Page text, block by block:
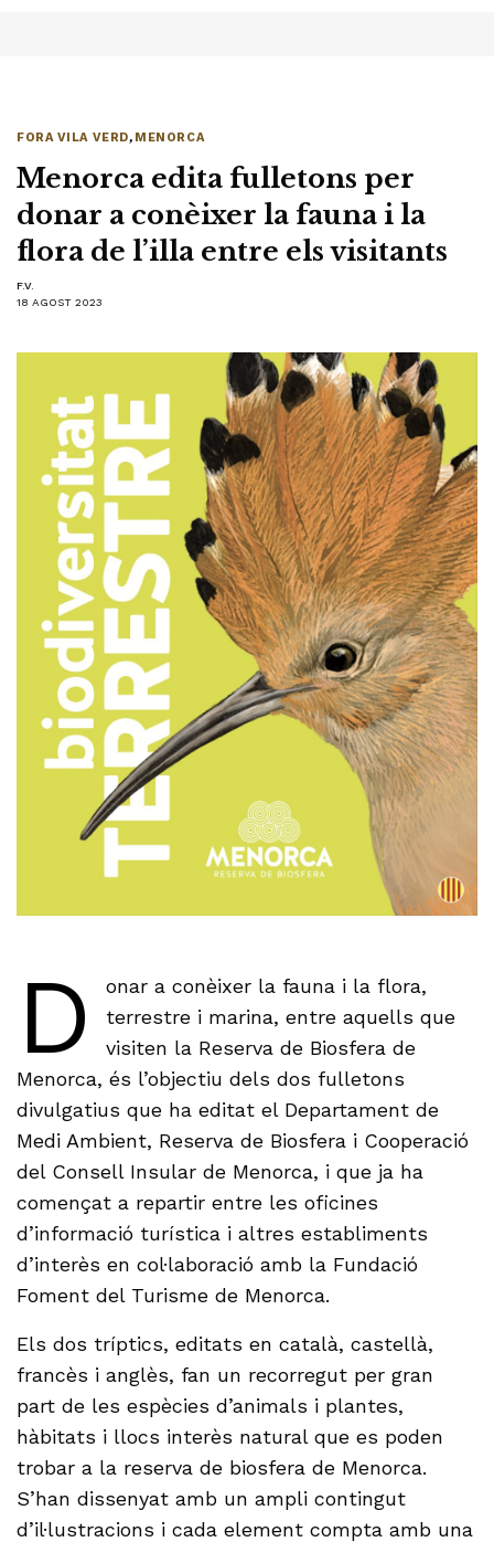
FORA VILA VERD, MENORCA
Menorca edita fulletons per
donar a conèixer la fauna i la
flora de l’illa entre els visitants
F.V.
18 AGOST 2023
D
onar a conèixer la fauna i la flora,
terrestre i marina, entre aquells que
visiten la Reserva de Biosfera de
Menorca, és l’objectiu dels dos fulletons
divulgatius que ha editat el Departament de
Medi Ambient, Reserva de Biosfera i Cooperació
del Consell Insular de Menorca, i que ja ha
començat a repartir entre les oficines
d’informació turística i altres establiments
d’interès en col·laboració amb la Fundació
Foment del Turisme de Menorca.
Els dos tríptics, editats en català, castellà,
francès i anglès, fan un recorregut per gran
part de les espècies d’animals i plantes,
hàbitats i llocs interès natural que es poden
trobar a la reserva de biosfera de Menorca.
S’han dissenyat amb un ampli contingut
d’il·lustracions i cada element compta amb una